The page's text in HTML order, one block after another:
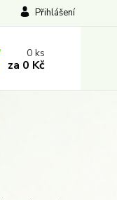
Přihlášení
0ks
za 0 Kč